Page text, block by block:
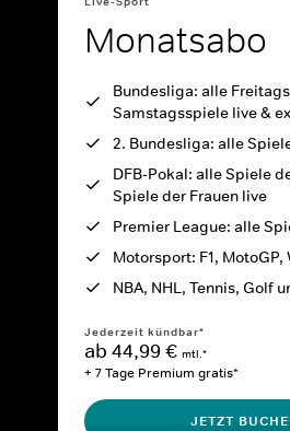
Monatsabo
Bundesliga: alle
Samstagsspiele live &
2. Bundesliga: alle
DFB-Pokal: alle Spiele
Spiele der Frauen live
Premier League: alle
Motorsport: F1, MotoGP,
NBA, NHL, Tennis, Golf
Jederzeit kündbar*
ab 44,99 € mtl.*
+ 7 Tage Premium gratis*
JETZT